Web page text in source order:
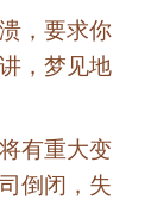
，要求你
，梦见地
有重大变
倒闭，失